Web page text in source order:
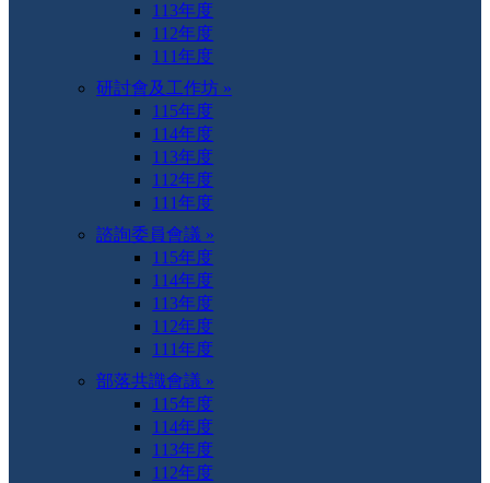
113年度
112年度
111年度
研討會及工作坊 »
115年度
114年度
113年度
112年度
111年度
諮詢委員會議 »
115年度
114年度
113年度
112年度
111年度
部落共識會議 »
115年度
114年度
113年度
112年度